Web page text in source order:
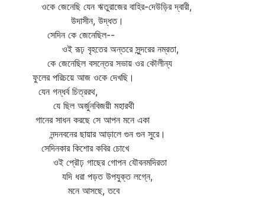
ওকে জেনেছি যেন ঋতুরাজের বাহির-দেউড়ির দ্বারী,
উদাসীন, উদ্ধত।
সেদিন কে জেনেছিল--
ওই রূঢ় বৃহতের অন্তরে সুন্দরের নম্রতা,
কে জেনেছিল বসন্তের সভায় ওর কৌলীন্য
ফুলের পরিচয়ে আজ ওকে দেখছি।
যেন গন্ধর্ব চিত্ররথ,
যে ছিল অর্জুনবিজয়ী মহারথী
গানের সাধন করছে সে আপন মনে একা
নন্দনবনের ছায়ার আড়ালে গুন গুন সুরে।
সেদিনকার কিশোর কবির চোখে
ওই প্রৌঢ় গাছের গোপন যৌবনমদিরতা
যদি ধরা পড়ত উপযুক্ত লগ্নে,
মনে আসছে, তবে